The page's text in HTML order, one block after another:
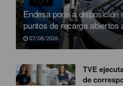
Endesa pone a disposición
puntos de recarga abiertos
07/08/2026
TVE
de